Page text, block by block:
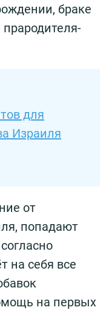
браке
для
Израиля
от
попадают
на себя все
на первых